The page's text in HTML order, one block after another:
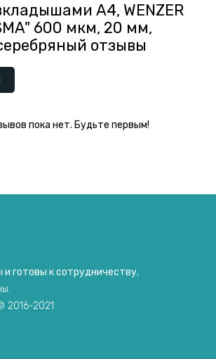
А4, WENZER
600 мкм, 20 мм,
отзывы
пока нет. Будьте первым!
готовы к сотрудничеству.
2016-2021